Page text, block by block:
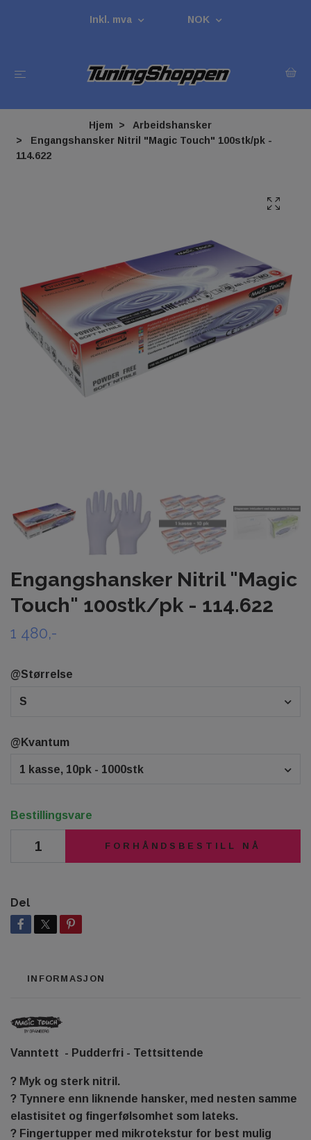
Inkl. mva NOK
Hjem
Arbeidshansker
Engangshansker Nitril "Magic Touch" 100stk/pk -
114.622
Engangshansker Nitril "Magic
Touch" 100stk/pk - 114.622
1 480,-
@Størrelse
S
@Kvantum
1 kasse, 10pk - 1000stk
Bestillingsvare
FORHÅNDSBESTILL NÅ
Del
INFORMASJON
Vanntett - Pudderfri - Tettsittende
? Myk og sterk nitril.
? Tynnere enn liknende hansker, med nesten samme
elastisitet og fingerfølsomhet som lateks.
? Fingertupper med mikrotekstur for best mulig